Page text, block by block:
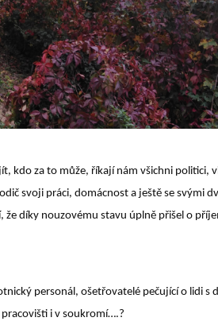
kdo za to může, říkají nám všichni politici,
svoji práci, domácnost a ještě se svými
díky nouzovému stavu úplně přišel o
personál, ošetřovatelé pečující o lidi s
i v soukromí….?